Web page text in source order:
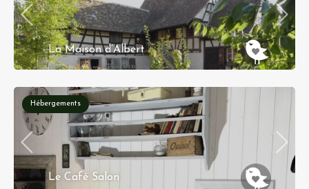
La Maison d’Albert
5 rue Principale 67310 Rangen, Alsace
Hébergements
Le Café Salon